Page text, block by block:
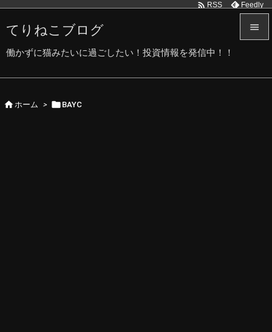
てりねこブログ
働かずに猫みたいに過ごしたい！投資情報を発信中！！

 RSS Feedly
ホーム >  BAYC